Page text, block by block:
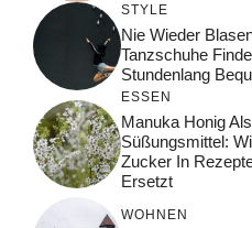
STYLE
Nie Wieder
Tanzschuhe
Stundenlang
ESSEN
Manuka Honig Als
Süßungsmittel:
Zucker In
Ersetzt
WOHNEN